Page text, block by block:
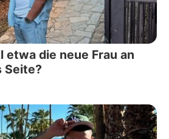
etwa die neue Frau an
Seite?